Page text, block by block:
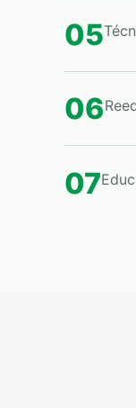
05
06
07